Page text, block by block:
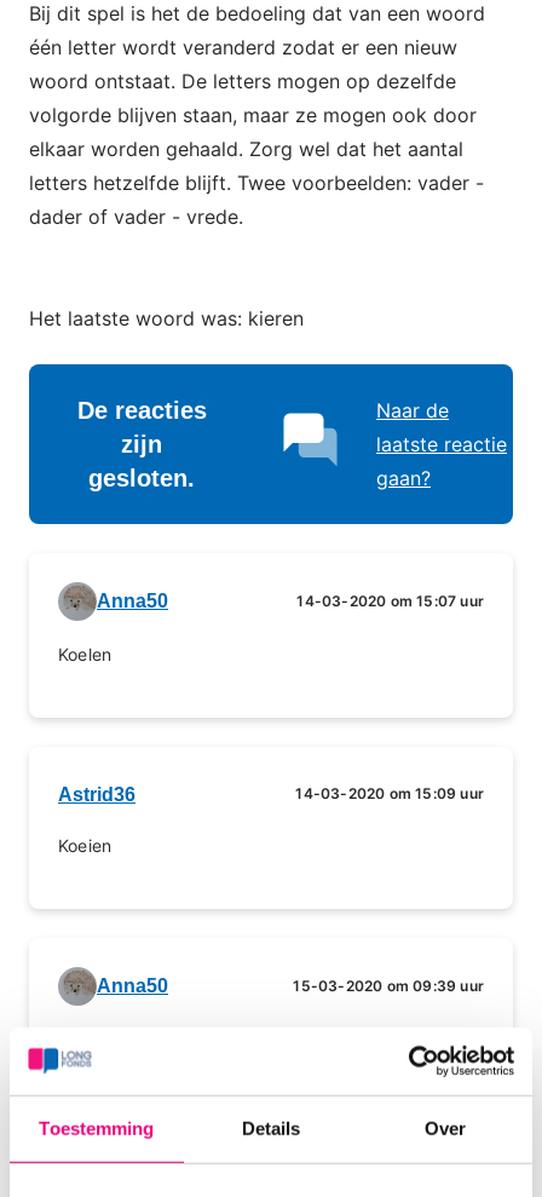
Toestemming Details Over
Bij dit spel is het de bedoeling dat van een woord
één letter wordt veranderd zodat er een nieuw
woord ontstaat. De letters mogen op dezelfde
volgorde blijven staan, maar ze mogen ook door
elkaar worden gehaald. Zorg wel dat het aantal
letters hetzelfde blijft. Twee voorbeelden: vader -
dader of vader - vrede.
Het laatste woord was: kieren
De reacties
zijn
gesloten.
Naar de
laatste reactie
gaan?
Anna50 14-03-2020 om 15:07 uur
Koelen
Astrid36 14-03-2020 om 15:09 uur
Koeien
Anna50 15-03-2020 om 09:39 uur